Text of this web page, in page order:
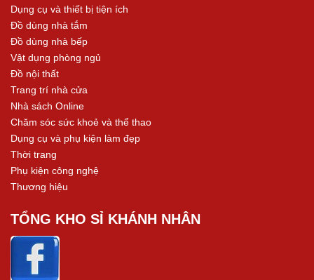
Dụng cụ và thiết bị tiện ích
Đồ dùng nhà tắm
Đồ dùng nhà bếp
Vật dụng phòng ngủ
Đồ nội thất
Trang trí nhà cửa
Nhà sách Online
Chăm sóc sức khoẻ và thể thao
Dụng cụ và phụ kiện làm đẹp
Thời trang
Phụ kiện công nghệ
Thương hiệu
TỔNG KHO SỈ KHÁNH NHÂN